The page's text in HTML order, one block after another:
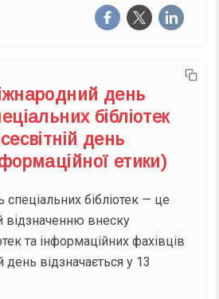
день
бібліотек
день
етики)
бібліотек — це
відзначенню внеску
та інформаційних фахівців
день відзначається у 13